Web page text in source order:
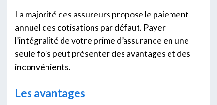
La majorité des assureurs propose le paiement
annuel des cotisations par défaut. Payer
l’intégralité de votre prime d’assurance en une
seule fois peut présenter des avantages et des
inconvénients.
Les avantages